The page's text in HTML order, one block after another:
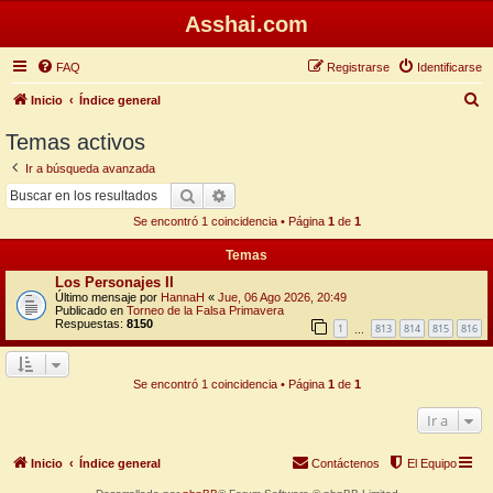
Asshai.com
FAQ Identificarse
Registrarse
Inicio Índice general
Temas activos
Ir a búsqueda avanzada
Buscar
Se encontró 1 coincidencia • Página 1de 1
Temas
Los Personajes II
Último mensaje por HannaH « Jue, 06 Ago 2026, 20:49
Publicado en Torneo de la Falsa Primavera
Respuestas: 8150 1 813 814 815 816
Se encontró 1 coincidencia • Página 1de 1
Ir a
Inicio Índice general El Equipo
Contáctenos